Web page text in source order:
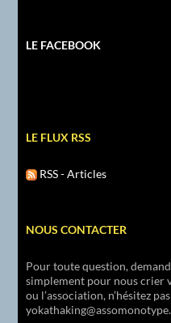
LE FACEBOOK
LE FLUX RSS
RSS - Articles
NOUS CONTACTER
Pour toute question,
simplement pour nous crier
ou l’association, n’hésitez